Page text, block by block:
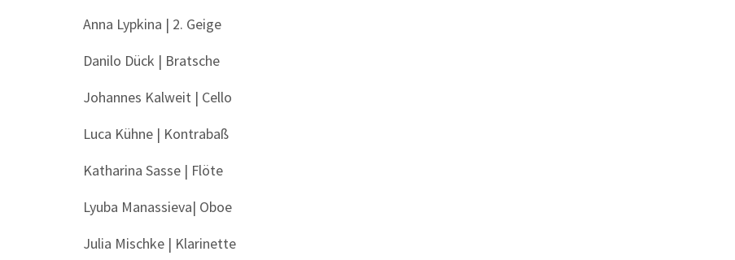
Anna Lypkina | 2. Geige
Danilo Dück | Bratsche
Johannes Kalweit | Cello
Luca Kühne | Kontrabaß
Katharina Sasse | Flöte
Lyuba Manassieva| Oboe
Julia Mischke | Klarinette